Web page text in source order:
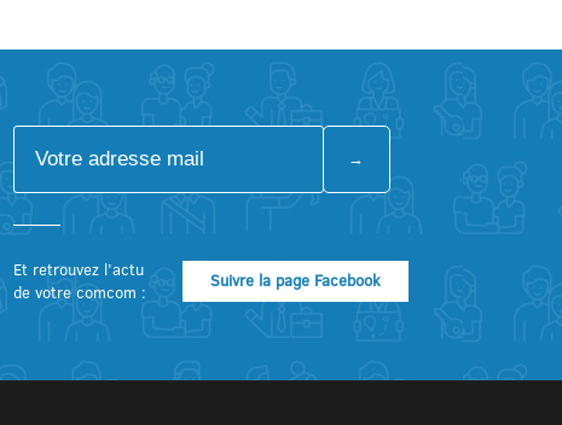
Et retrouvez l’actu
de votre comcom :
Suivre la page Facebook